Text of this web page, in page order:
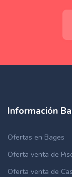
Información
Ofertas en Bages
Oferta venta de
Oferta venta de